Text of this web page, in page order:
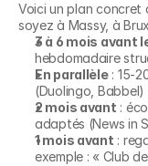
Voici un plan concret
soyez à Massy, à
3 à 6 mois avant
hebdomadaire
En parallèle : 15-
(Duolingo,
2 mois avant :
adaptés (News in
1 mois avant :
exemple : « Club